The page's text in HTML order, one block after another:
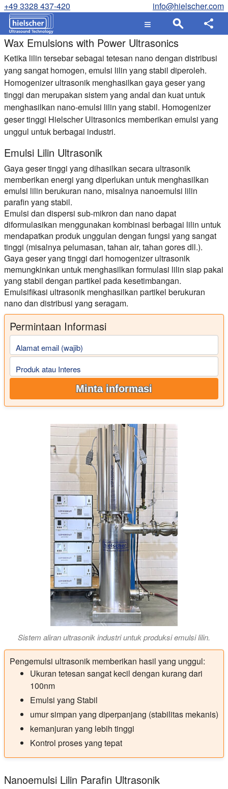
+49 3328 437-420 info@hielscher.com
Wax Emulsions with Power Ultrasonics
Ketika lilin tersebar sebagai tetesan nano dengan distribusi
yang sangat homogen, emulsi lilin yang stabil diperoleh.
Homogenizer ultrasonik menghasilkan gaya geser yang
tinggi dan merupakan sistem yang andal dan kuat untuk
menghasilkan nano-emulsi lilin yang stabil. Homogenizer
geser tinggi Hielscher Ultrasonics memberikan emulsi yang
unggul untuk berbagai industri.
Emulsi Lilin Ultrasonik
Gaya geser tinggi yang dihasilkan secara ultrasonik
memberikan energi yang diperlukan untuk menghasilkan
emulsi lilin berukuran nano, misalnya nanoemulsi lilin
parafin yang stabil.
Emulsi dan dispersi sub-mikron dan nano dapat
diformulasikan menggunakan kombinasi berbagai lilin untuk
mendapatkan produk unggulan dengan fungsi yang sangat
tinggi (misalnya pelumasan, tahan air, tahan gores dll.).
Gaya geser yang tinggi dari homogenizer ultrasonik
memungkinkan untuk menghasilkan formulasi lilin siap pakai
yang stabil dengan partikel pada kesetimbangan.
Emulsifikasi ultrasonik menghasilkan partikel berukuran
nano dan distribusi yang seragam.
Permintaan Informasi
Alamat email (wajib)
Produk atau Interes
Minta informasi
Sistem aliran ultrasonik industri untuk produksi emulsi lilin.
Pengemulsi ultrasonik memberikan hasil yang unggul:
Ukuran tetesan sangat kecil dengan kurang dari
100nm
Emulsi yang Stabil
umur simpan yang diperpanjang (stabilitas mekanis)
kemanjuran yang lebih tinggi
Kontrol proses yang tepat
Nanoemulsi Lilin Parafin Ultrasonik